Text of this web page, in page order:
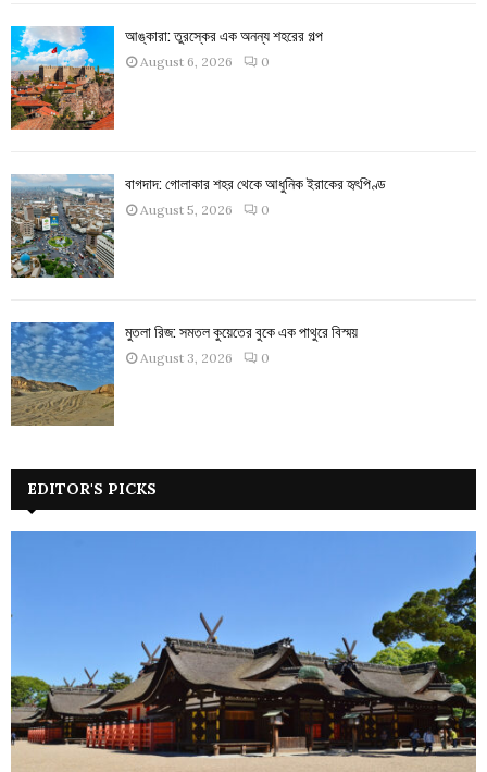
আঙ্কারা: তুরস্কের এক অনন্য শহরের গল্প
August 6, 2026 0
বাগদাদ: গোলাকার শহর থেকে আধুনিক ইরাকের হৃৎপিণ্ড
August 5, 2026 0
মুতলা রিজ: সমতল কুয়েতের বুকে এক পাথুরে বিস্ময়
August 3, 2026 0
EDITOR'S PICKS